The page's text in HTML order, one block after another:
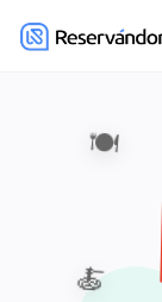
🍽️
🍝